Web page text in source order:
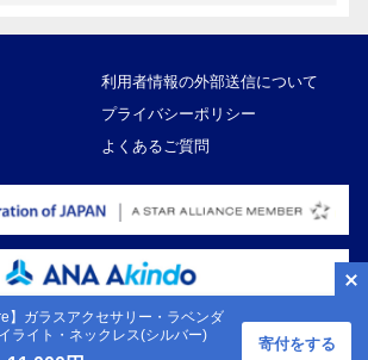
】ガラスアクセサリー・ラベンダ
ライト・ネックレス(シルバー)
寄付をする
利用者情報の外部送信について
プライバシーポリシー
よくあるご質問